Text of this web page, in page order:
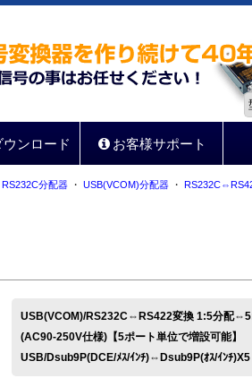
ンロード お客様サポート
RS232C分配器 ・ USB(VCOM)分配器 ・
USB(VCOM)/RS232C⇔RS422変換 1:5分配
(AC90-250V仕様)【5ポート単位で増設可能】
USB/Dsub9P(DCE/ﾒｽ/ｲﾝﾁ)⇔Dsub9P(ｵｽ/ｲﾝﾁ)X5